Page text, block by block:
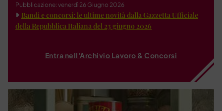
Pubblicazione: venerdì 26 Giugno 2026
Bandi e concorsi: le ultime novità dalla Gazzetta Ufficiale
della Repubblica Italiana del 23 giugno 2026
Entra nell'Archivio Lavoro & Concorsi